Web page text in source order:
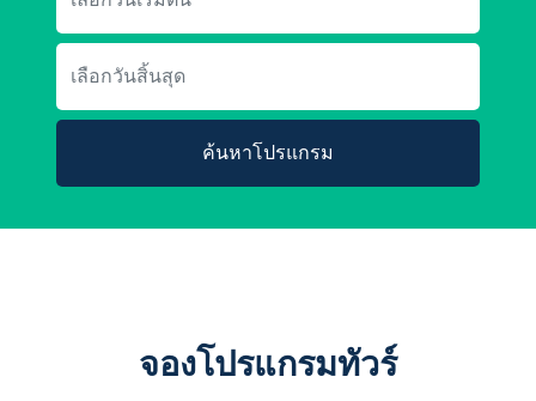
ค้นหาโปรแกรม
จองโปรแกรมทัวร์